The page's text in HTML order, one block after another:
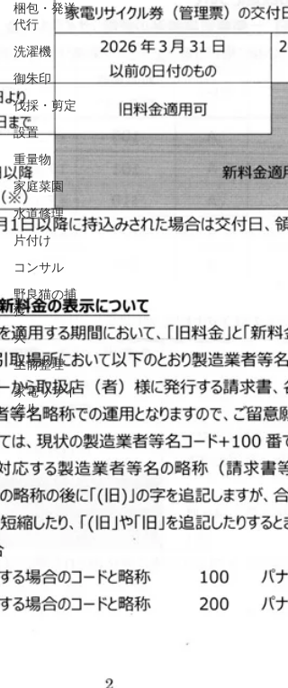
梱包・発送
代行
洗濯機
御朱印
伐採・剪定
設置
重量物
家庭菜園
水道修理
片付け
コンサル
野良猫の捕
獲
犬
生前整理
家電リサイ
クル